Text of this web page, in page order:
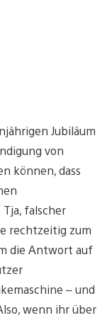
Jubiläum
von
können, dass
falscher
rechtzeitig zum
die Antwort auf
– und
wenn ihr über